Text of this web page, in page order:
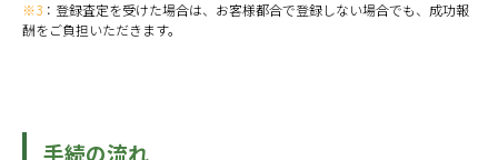
※3 ：登録査定を受けた場合は、お客様都合で登録しない場合でも、成功報
酬をご負担いただきます。
手続の流れ